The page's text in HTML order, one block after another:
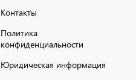
Контакты
Политика
конфиденциальности
Юридическая информация